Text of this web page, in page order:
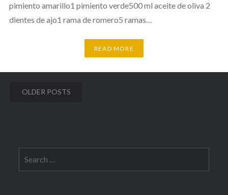
pimiento amarillo1 pimiento verde500 ml aceite de oliva 2
dientes de ajo1 rama de romero5 ramas…
READ MORE
Posts
OLDER POSTS
for: